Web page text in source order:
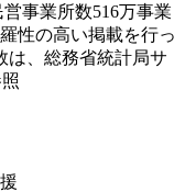
事業所数516万事業
性の高い掲載を行っ
は、総務省統計局サ